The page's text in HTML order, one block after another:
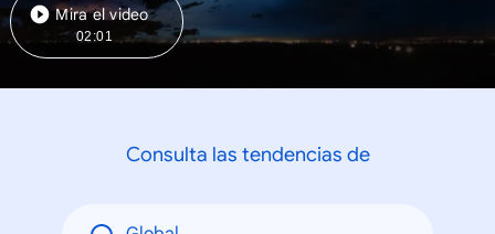
Mira el video
02:01
Consulta las tendencias de